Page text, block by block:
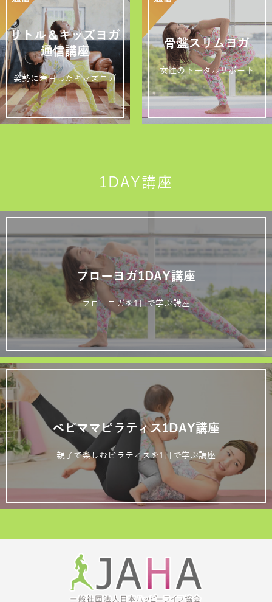
リトル＆キッズヨガ
通信講座
姿勢に着目したキッズヨガ
骨盤スリムヨガ
女性のトータルサポート
1DAY講座
フローヨガ1DAY講座
フローヨガを1日で学ぶ講座
ベビママピラティス1DAY講座
親子で楽しむピラティスを1日で学ぶ講座